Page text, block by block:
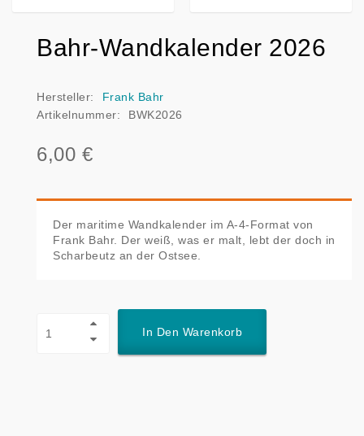
Bahr-Wandkalender 2026
Hersteller:
Frank Bahr
Artikelnummer:
BWK2026
6,00 €
Der maritime Wandkalender im A-4-Format von
Frank Bahr. Der weiß, was er malt, lebt der doch in
Scharbeutz an der Ostsee.
In Den Warenkorb